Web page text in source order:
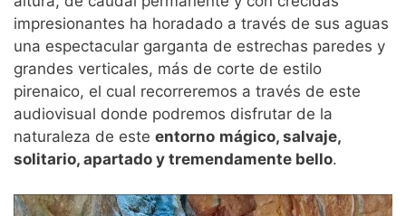
impresionantes ha horadado a través de sus aguas
una espectacular garganta de estrechas paredes y
grandes verticales, más de corte de estilo
pirenaico, el cual recorreremos a través de este
audiovisual donde podremos disfrutar de la
naturaleza de este entorno mágico, salvaje,
solitario, apartado y tremendamente bello.